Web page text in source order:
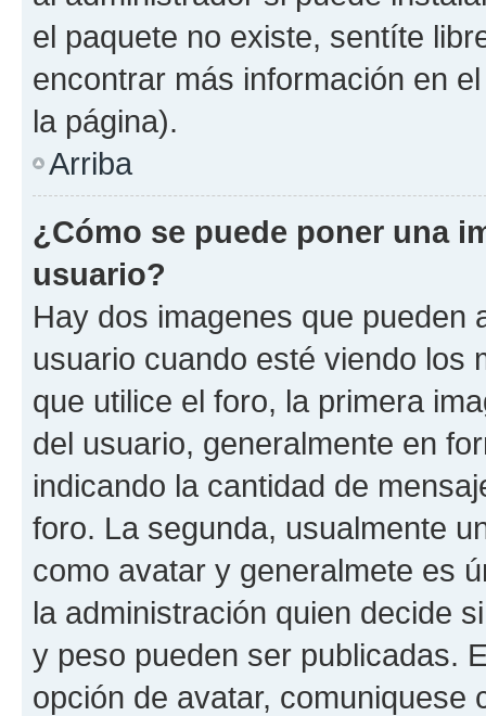
el paquete no existe, sentíte
encontrar más información en
la página).
Arriba
¿Cómo se puede poner una
usuario?
Hay dos imagenes que pueden
usuario cuando esté viendo los
que utilice el foro, la primera
del usuario, generalmente en
indicando la cantidad de
foro. La segunda, usualmente
como avatar y generalmete es
la administración quien decide
y peso pueden ser publicadas.
opción de avatar, comuniquese